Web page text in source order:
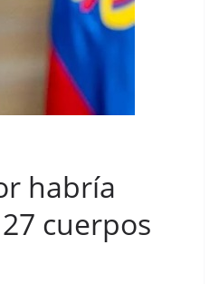
habría
cuerpos
municipal
al Municipio de